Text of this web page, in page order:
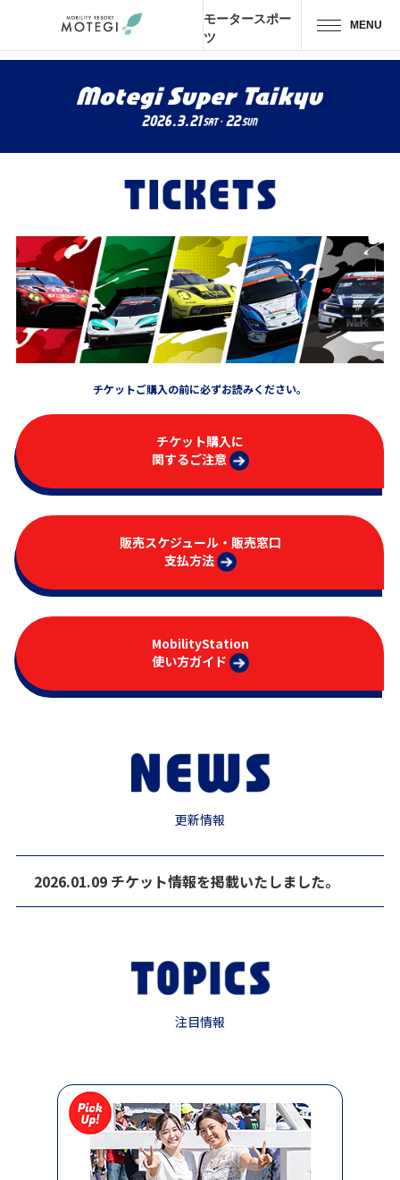
モータースポー
ツ
MENU
アトラクション・アクティビティ
モーター スポーツ
ホテル・ キャンプ
レストラン
アトラクション
待ち時間案内
イベント
営業時間 料金・チケット
場内マップ
サービスガイド
チケットご購入の前に必ずお読みください。
チケット購入に
関するご注意
販売スケジュール・販売窓口
支払方法
MobilityStation
使い方ガイド
更新情報
2026.01.09 チケット情報を掲載いたしました。
注目情報